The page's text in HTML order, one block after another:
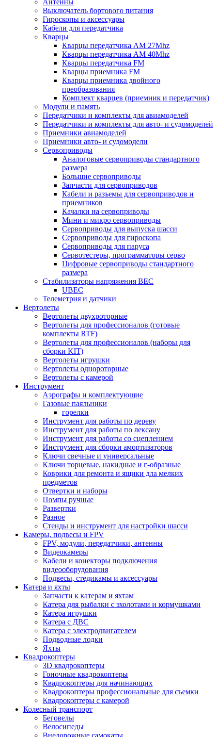
Антенны
Выключатель бортового питания
Гироскопы и аксессуары
Кабели для передатчика
Кварцы
Кварцы передатчика AM 27Mhz
Кварцы передатчика AM 40Mhz
Кварцы передатчика FM
Кварцы приемника FM
Кварцы приемника двойного
преобразования
Комплект кварцев (приемник и передатчик)
Модули и память
Передатчики и комплекты для авиамоделей
Передатчики и комплекты для авто- и судомоделей
Приемники авиамоделей
Приемники авто- и судомодели
Сервоприводы
Аналоговые сервоприводы стандартного
размера
Большие сервоприводы
Запчасти для сервоприводов
Кабели и разъемы для сервоприводов и
приемников
Качалки на сервоприводы
Мини и микро сервоприводы
Сервоприводы для выпуска шасси
Сервоприводы для гироскопа
Сервоприводы для паруса
Сервотестеры, программаторы серво
Цифровые сервоприводы стандартного
размера
Стабилизаторы напряжения BEC
UBEC
Телеметрия и датчики
Вертолеты
Вертолеты двухроторные
Вертолеты для профессионалов (готовые
комплекты RTF)
Вертолеты для профессионалов (наборы для
сборки KIT)
Вертолеты игрушки
Вертолеты однороторные
Вертолеты с камерой
Инструмент
Аэрографы и комплектующие
Газовые паяльники
горелки
Инструмент для работы по дереву
Инструмент для работы по лексану
Инструмент для работы со сцеплением
Инструмент для сборки амортизаторов
Ключи свечные и универсальные
Ключи торцевые, накидные и г-образные
Коврики для ремонта и ящики дла мелких
предметов
Отвертки и наборы
Помпы ручные
Развертки
Разное
Стенды и инструмент для настройки шасси
Камеры, подвесы и FPV
FPV, модули, передатчики, антенны
Видеокамеры
Кабели и конекторы подключения
видеооборудования
Подвесы, стедикамы и аксессуары
Катера и яхты
Запчасти к катерам и яхтам
Катера для рыбалки с эхолотами и кормушками
Катера игрушки
Катера с ДВС
Катера с электродвигателем
Подводные лодки
Яхты
Квадрокоптеры
3D квадрокоптеры
Гоночные квадрокоптеры
Квадрокоптеры для начинающих
Квадрокоптеры профессиональные для съемки
Квадрокоптеры с камерой
Колесный транспорт
Беговелы
Велосипеды
Внедорожные самокаты